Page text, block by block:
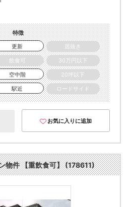
特徴
更新
居抜き
飲食可
30万円以下
空中階
20坪以下
駅近 ロードサイド
お気に入りに追加
物件 【重飲食可】 (178611)